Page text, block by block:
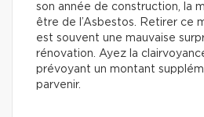
son année de construction, la
être de l’Asbestos. Retirer ce
est souvent une mauvaise
rénovation. Ayez la
prévoyant un montant
parvenir.